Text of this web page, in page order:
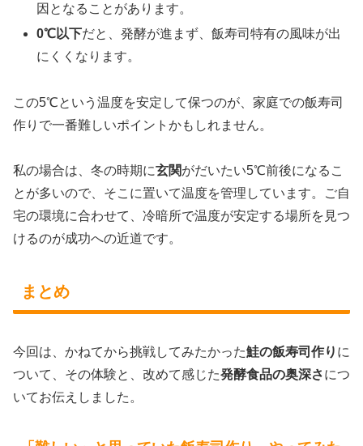
因となることがあります。
0℃以下だと、発酵が進まず、飯寿司特有の風味が出
にくくなります。
この5℃という温度を安定して保つのが、家庭での飯寿司
作りで一番難しいポイントかもしれません。
私の場合は、冬の時期に玄関がだいたい5℃前後になるこ
とが多いので、そこに置いて温度を管理しています。ご自
宅の環境に合わせて、冷暗所で温度が安定する場所を見つ
けるのが成功への近道です。
まとめ
今回は、かねてから挑戦してみたかった鮭の飯寿司作り に
ついて、その体験と、改めて感じた発酵食品の奥深さにつ
いてお伝えしました。